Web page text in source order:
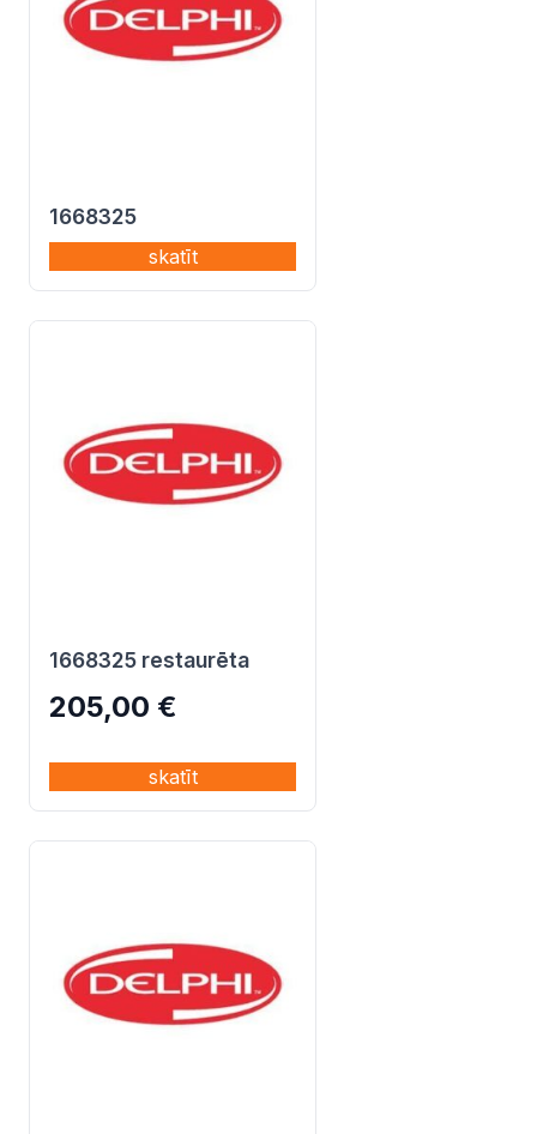
1668325
skatīt
1668325 restaurēta
205,00 €
skatīt